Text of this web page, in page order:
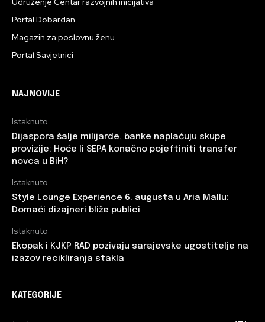
Portal Dobardan
Magazin za poslovnu ženu
Portal Savjetnici
NAJNOVIJE
Istaknuto
Dijaspora šalje milijarde, banke naplaćuju skupe
provizije: Hoće li SEPA konačno pojeftiniti transfer
novca u BiH?
Istaknuto
Style Lounge Experience 6. augusta u Aria Mallu:
Domaći dizajneri bliže publici
Istaknuto
Ekopak i KJKP RAD pozivaju sarajevske ugostitelje na
izazov recikliranja stakla
KATEGORIJE